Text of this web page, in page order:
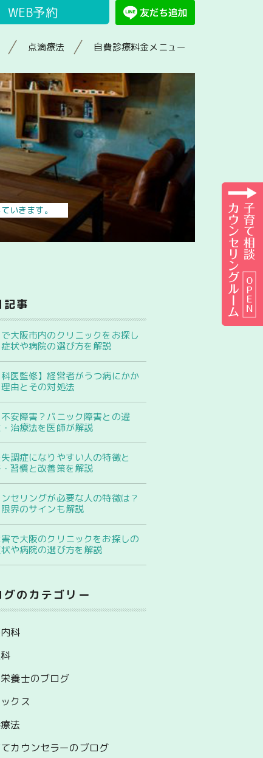
WEB予約
点滴療法 自費診療料金メニュー
いきます。
記事
大阪市内のクリニックをお探し
状や病院の選び方を解説
科医監修】経営者がうつ病にかか
由とその対処法
安障害？パニック障害との違
治療法を医師が解説
調症になりやすい人の特徴と
習慣と改善策を解説
セリングが必要な人の特徴は？
界のサインも解説
で大阪のクリニックをお探しの
や病院の選び方を解説
グのカテゴリー
科
養士のブログ
クス
法
カウンセラーのブログ